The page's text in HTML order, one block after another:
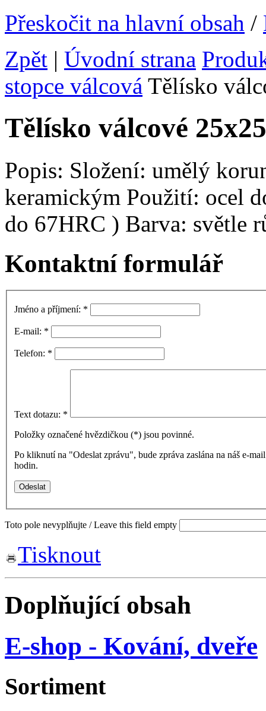
Přeskočit na hlavní obsah /
Zpět | Úvodní strana
stopce válcová Tělísko
Tělísko válcové
Popis: Složení: umělý
keramickým Použití: ocel
do 67HRC ) Barva: světle
Kontaktní formulář
Jméno a příjmení: *
E-mail: *
Telefon: *
Text dotazu: *
Položky označené hvězdičkou (*) jsou povinné.
Po kliknutí na "Odeslat zprávu", bude zpráva zaslána na náš e-
hodin.
Toto pole nevyplňujte / Leave this field empty
Tisknout
Doplňující obsah
E-shop - Kování, dveře
Sortiment